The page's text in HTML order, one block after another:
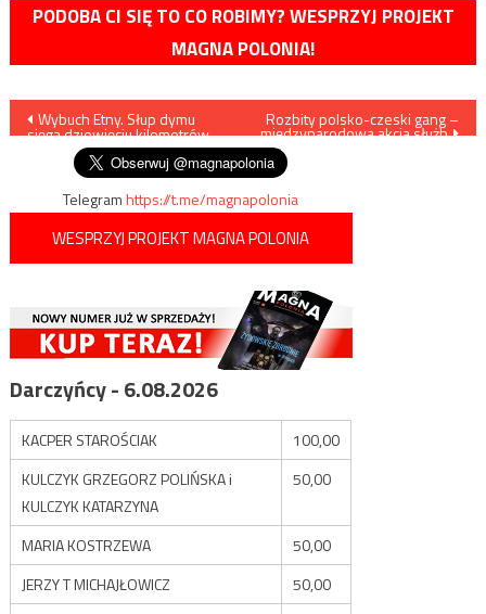
PODOBA CI SIĘ TO CO ROBIMY? WESPRZYJ PROJEKT
MAGNA POLONIA!
Nawigacja
wpisu
Wybuch Etny. Słup dymu
sięga dziewięciu kilometrów
Rozbity polsko-czeski gang –
międzynarodowa akcja służb
Telegramhttps://t.me/magnapolonia
WESPRZYJ PROJEKT MAGNA POLONIA
Darczyńcy - 6.08.2026
KACPER STAROŚCIAK
100,00
KULCZYK GRZEGORZ POLIŃSKA i
KULCZYK KATARZYNA
50,00
MARIA KOSTRZEWA
50,00
JERZY T MICHAJŁOWICZ
50,00